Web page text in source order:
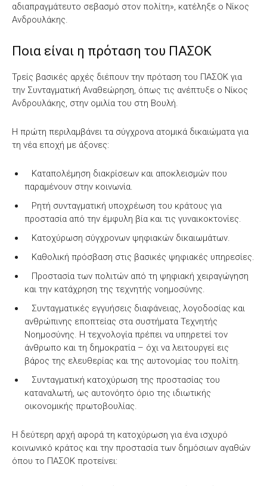
αδιαπραγμάτευτο σεβασμό στον πολίτη», κατέληξε ο Νίκος
Ανδρουλάκης.
Ποια είναι η πρόταση του ΠΑΣΟΚ
Τρείς βασικές αρχές διέπουν την πρόταση του ΠΑΣΟΚ για
την Συνταγματική Αναθεώρηση, όπως τις ανέπτυξε ο Νίκος
Ανδρουλάκης, στην ομιλία του στη Βουλή.
Η πρώτη περιλαμβάνει τα σύγχρονα ατομικά δικαιώματα για
τη νέα εποχή με άξονες:
Καταπολέμηση διακρίσεων και αποκλεισμών που
παραμένουν στην κοινωνία.
Ρητή συνταγματική υποχρέωση του κράτους για
προστασία από την έμφυλη βία και τις γυναικοκτονίες.
Κατοχύρωση σύγχρονων ψηφιακών δικαιωμάτων.
Καθολική πρόσβαση στις βασικές ψηφιακές υπηρεσίες.
Προστασία των πολιτών από τη ψηφιακή χειραγώγηση
και την κατάχρηση της τεχνητής νοημοσύνης.
Συνταγματικές εγγυήσεις διαφάνειας, λογοδοσίας και
ανθρώπινης εποπτείας στα συστήματα Τεχνητής
Νοημοσύνης. Η τεχνολογία πρέπει να υπηρετεί τον
άνθρωπο και τη δημοκρατία – όχι να λειτουργεί εις
βάρος της ελευθερίας και της αυτονομίας του πολίτη.
Συνταγματική κατοχύρωση της προστασίας του
καταναλωτή, ως αυτονόητο όριο της ιδιωτικής
οικονομικής πρωτοβουλίας.
Η δεύτερη αρχή αφορά τη κατοχύρωση για ένα ισχυρό
κοινωνικό κράτος και την προστασία των δημόσιων αγαθών
όπου το ΠΑΣΟΚ προτείνει: